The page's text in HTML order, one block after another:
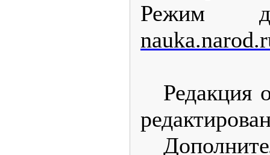
Режим
nauka.narod.
Редакция